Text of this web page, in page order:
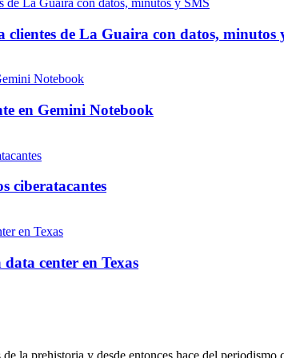
clientes de La Guaira con datos, minutos
en Gemini Notebook
ciberatacantes
center en Texas
de la prehistoria y desde entonces hace del